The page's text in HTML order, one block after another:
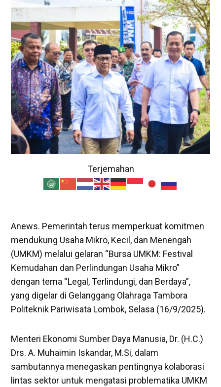
Terjemahan
Anews. Pemerintah terus memperkuat komitmen
mendukung Usaha Mikro, Kecil, dan Menengah
(UMKM) melalui gelaran “Bursa UMKM: Festival
Kemudahan dan Perlindungan Usaha Mikro”
dengan tema “Legal, Terlindungi, dan Berdaya”,
yang digelar di Gelanggang Olahraga Tambora
Politeknik Pariwisata Lombok, Selasa (16/9/2025).
Menteri Ekonomi Sumber Daya Manusia, Dr. (H.C.)
Drs. A. Muhaimin Iskandar, M.Si, dalam
sambutannya menegaskan pentingnya kolaborasi
lintas sektor untuk mengatasi problematika UMKM